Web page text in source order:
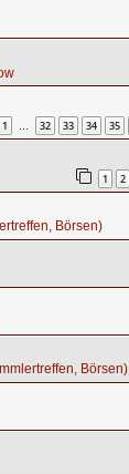
1 32 33 34 35
1 2
Börsen)
Börsen)